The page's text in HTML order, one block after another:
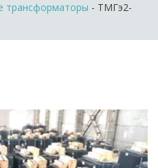
трансформаторы - ТМГэ2-